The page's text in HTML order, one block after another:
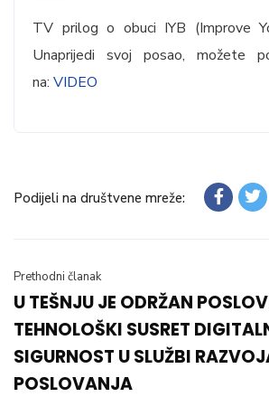
TV prilog o obuci IYB (Improve
Unaprijedi svoj posao, možete
na: VIDEO
Podijeli na društvene mreže:
Prethodni članak
U TEŠNJU JE ODRŽAN
TEHNOLOŠKI SUSRET
SIGURNOST U SLUŽBI
POSLOVANJA